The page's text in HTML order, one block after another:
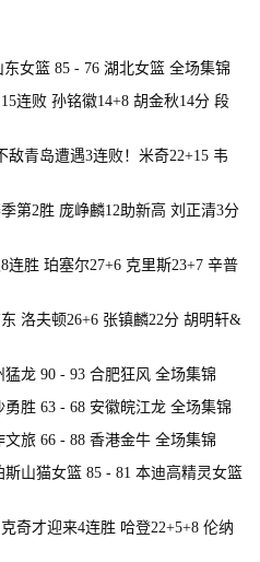
女篮 85 - 76 湖北女篮 全场集锦
连败 孙铭徽14+8 胡金秋14分 段
敌青岛遭遇3连败！米奇22+15 韦
第2胜 庞峥麟12助新高 刘正清3分
连胜 珀塞尔27+6 克里斯23+7 辛普
洛夫顿26+6 张镇麟22分 胡明轩&
龙 90 - 93 合肥狂风 全场集锦
胜 63 - 68 安徽皖江龙 全场集锦
旅 66 - 88 香港金牛 全场集锦
山猫女篮 85 - 81 本迪高精灵女篮
奇才迎来4连胜 哈登22+5+8 伦纳